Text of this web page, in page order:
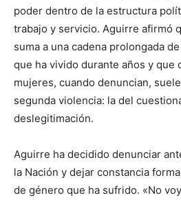
poder dentro de la estructura
trabajo y servicio. Aguirre afirmó
suma a una cadena prolongada
que ha vivido durante años y que
mujeres, cuando denuncian,
segunda violencia: la del
deslegitimación.
Aguirre ha decidido denunciar
la Nación y dejar constancia
de género que ha sufrido. «No